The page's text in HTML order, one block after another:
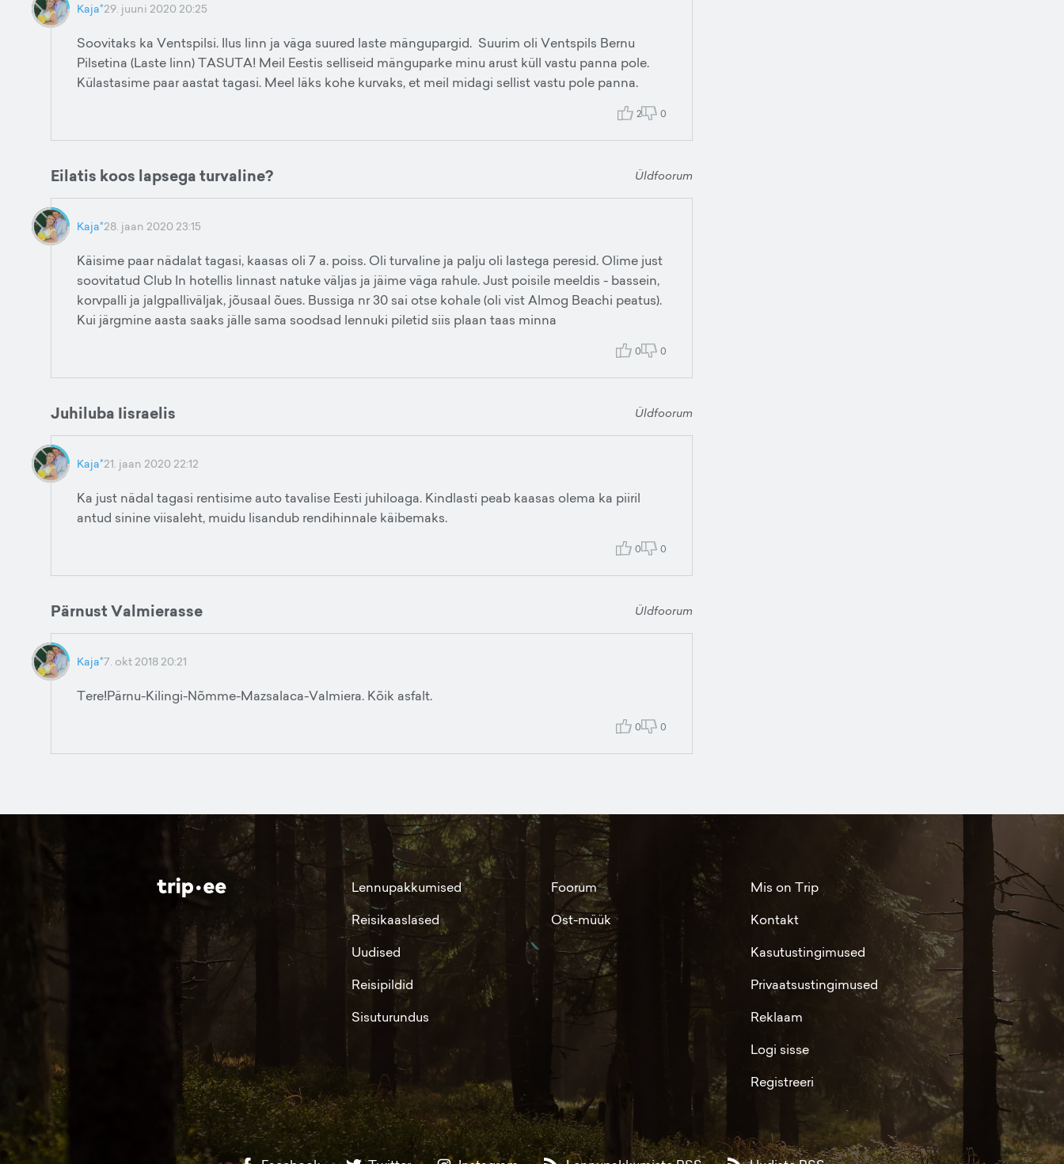
Kaja*29. juuni 2020 20:25
Soovitaks ka Ventspilsi. Ilus linn ja väga suured laste mängupargid. Suurim oli Ventspils Bernu
Pilsetina (Laste linn) TASUTA! Meil Eestis selliseid mänguparke minu arust küll vastu panna pole.
Külastasime paar aastat tagasi. Meel läks kohe kurvaks, et meil midagi sellist vastu pole panna.
2 0
Eilatis koos lapsega turvaline? Üldfoorum
Kaja*28. jaan 2020 23:15
Käisime paar nädalat tagasi, kaasas oli 7 a. poiss. Oli turvaline ja palju oli lastega peresid. Olime just
soovitatud Club In hotellis linnast natuke väljas ja jäime väga rahule. Just poisile meeldis - bassein,
korvpalli ja jalgpalliväljak, jõusaal õues. Bussiga nr 30 sai otse kohale (oli vist Almog Beachi peatus).
Kui järgmine aasta saaks jälle sama soodsad lennuki piletid siis plaan taas minna
0 0
Juhiluba Iisraelis Üldfoorum
Kaja*21. jaan 2020 22:12
Ka just nädal tagasi rentisime auto tavalise Eesti juhiloaga. Kindlasti peab kaasas olema ka piiril
antud sinine viisaleht, muidu lisandub rendihinnale käibemaks.
0 0
Pärnust Valmierasse Üldfoorum
Kaja*7. okt 2018 20:21
Tere!Pärnu-Kilingi-Nõmme-Mazsalaca-Valmiera. Kõik asfalt.
0 0
Lennupakkumised
Reisikaaslased
Uudised
Reisipildid
Sisuturundus
Foorum
Ost-müük
Mis on Trip
Kontakt
Kasutustingimused
Privaatsustingimused
Reklaam
Logi sisse
Registreeri